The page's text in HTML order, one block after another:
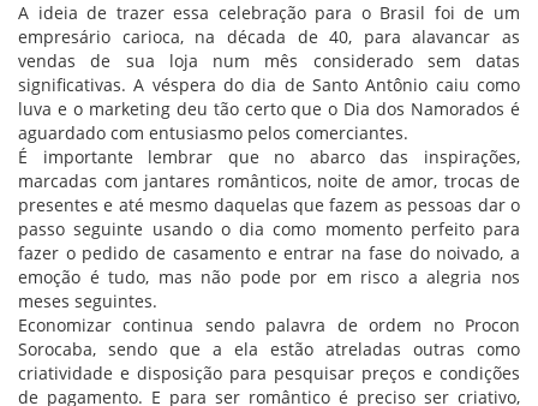
A ideia de trazer essa celebração para o Brasil foi de um
empresário carioca, na década de 40, para alavancar as
vendas de sua loja num mês considerado sem datas
significativas. A véspera do dia de Santo Antônio caiu como
luva e o marketing deu tão certo que o Dia dos Namorados é
aguardado com entusiasmo pelos comerciantes.
É importante lembrar que no abarco das inspirações,
marcadas com jantares românticos, noite de amor, trocas de
presentes e até mesmo daquelas que fazem as pessoas dar o
passo seguinte usando o dia como momento perfeito para
fazer o pedido de casamento e entrar na fase do noivado, a
emoção é tudo, mas não pode por em risco a alegria nos
meses seguintes.
Economizar continua sendo palavra de ordem no Procon
Sorocaba, sendo que a ela estão atreladas outras como
criatividade e disposição para pesquisar preços e condições
de pagamento. E para ser romântico é preciso ser criativo,